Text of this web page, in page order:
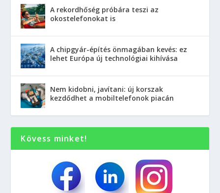
A rekordhőség próbára teszi az
okostelefonokat is
A chipgyár-építés önmagában kevés: ez
lehet Európa új technológiai kihívása
Nem kidobni, javítani: új korszak
kezdődhet a mobiltelefonok piacán
Kövess minket!